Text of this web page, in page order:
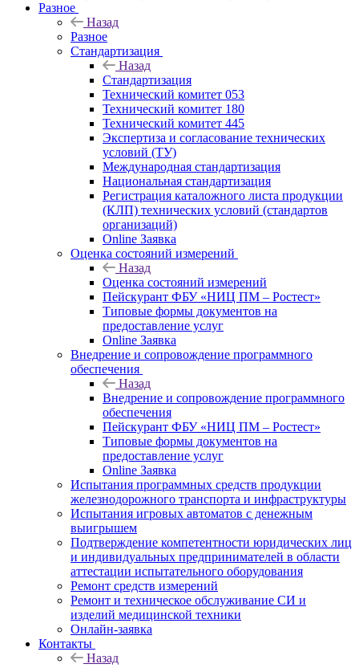
Разное
Назад
Разное
Стандартизация
Назад
Стандартизация
Технический комитет 053
Технический комитет 180
Технический комитет 445
Экспертиза и согласование технических
условий (ТУ)
Международная стандартизация
Национальная стандартизация
Регистрация каталожного листа продукции
(КЛП) технических условий (стандартов
организаций)
Online Заявка
Оценка состояний измерений
Назад
Оценка состояний измерений
Пейскурант ФБУ «НИЦ ПМ – Ростест»
Типовые формы документов на
предоставление услуг
Online Заявка
Внедрение и сопровождение программного
обеспечения
Назад
Внедрение и сопровождение программного
обеспечения
Пейскурант ФБУ «НИЦ ПМ – Ростест»
Типовые формы документов на
предоставление услуг
Online Заявка
Испытания программных средств продукции
железнодорожного транспорта и инфраструктуры
Испытания игровых автоматов с денежным
выигрышем
Подтверждение компетентности юридических лиц
и индивидуальных предпринимателей в области
аттестации испытательного оборудования
Ремонт средств измерений
Ремонт и техническое обслуживание СИ и
изделий медицинской техники
Онлайн-заявка
Контакты
Назад